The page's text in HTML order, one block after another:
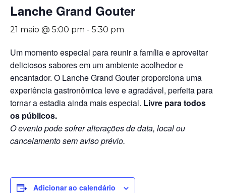
Lanche Grand Gouter
21 maio @ 5:00 pm - 5:30 pm
Um momento especial para reunir a família e aproveitar
deliciosos sabores em um ambiente acolhedor e
encantador. O Lanche Grand Gouter proporciona uma
experiência gastronômica leve e agradável, perfeita para
tornar a estadia ainda mais especial. Livre para todos
os públicos.
O evento pode sofrer alterações de data, local ou
cancelamento sem aviso prévio.
Adicionar ao calendário